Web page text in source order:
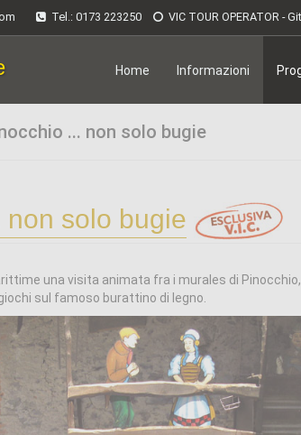
Tel.: 0173 223250 VIC TOUR OPERATOR -
Home Informazioni
... non solo bugie
non solo bugie
una visita animata fra i murales di
sul famoso burattino di legno.